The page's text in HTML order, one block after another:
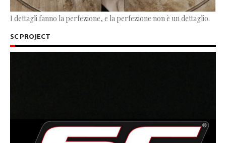
I dettagli fanno la perfezione, e la perfezione non è un dettaglio.
SC PROJECT